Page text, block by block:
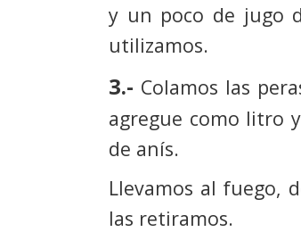
y un poco de jugo
utilizamos.
3.- Colamos las
agregue como litro
de anís.
Llevamos al fuego,
las retiramos.